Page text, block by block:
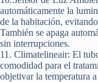
automáticamente la
de la habitación,
También se apaga
sin interrupciones.
11. Climatelineair: El
comodidad para el
objetivar la temperatura